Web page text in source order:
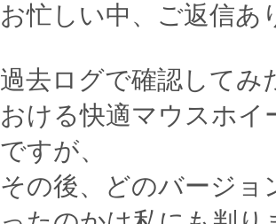
お忙しい中、ご返信あ
過去ログで確認してみ
おける快適マウスホイ
ですが、
その後、どのバージョ